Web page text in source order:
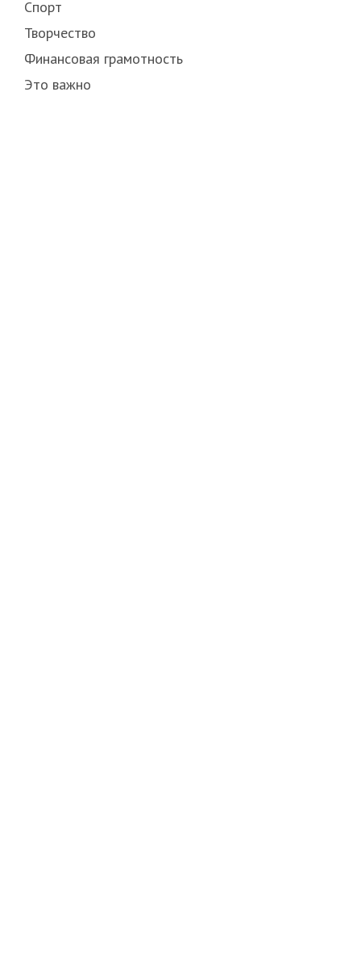
Спорт
Творчество
Финансовая грамотность
Это важно